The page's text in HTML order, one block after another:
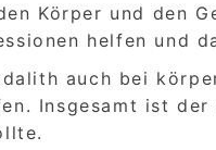
Körper und den
helfen und
auch bei
Insgesamt ist